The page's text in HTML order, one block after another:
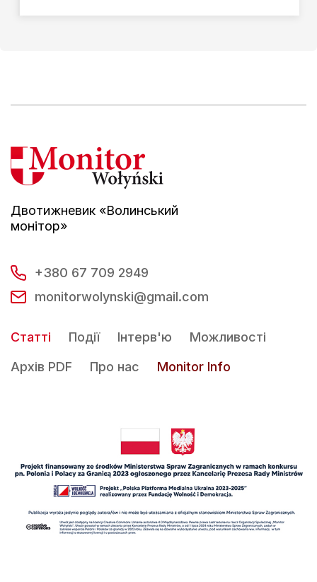
Двотижневик «Волинський
монітор»
+380 67 709 2949
monitorwolynski@gmail.com
Статті Події Інтерв'ю
Можливості
Архів PDF
Про нас Monitor Info